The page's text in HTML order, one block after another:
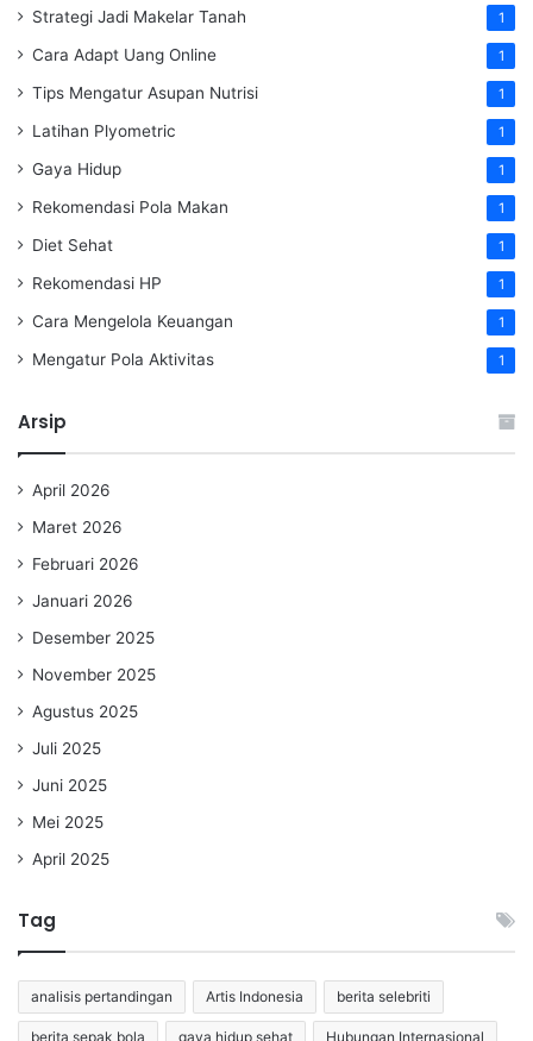
Strategi Jadi Makelar Tanah 1
Cara Adapt Uang Online 1
Tips Mengatur Asupan Nutrisi 1
Latihan Plyometric 1
Gaya Hidup 1
Rekomendasi Pola Makan 1
Diet Sehat 1
Rekomendasi HP 1
Cara Mengelola Keuangan 1
Mengatur Pola Aktivitas 1
Arsip
April 2026
Maret 2026
Februari 2026
Januari 2026
Desember 2025
November 2025
Agustus 2025
Juli 2025
Juni 2025
Mei 2025
April 2025
Tag
analisis pertandingan Artis Indonesia berita selebriti
berita sepak bola gaya hidup sehat Hubungan Internasional